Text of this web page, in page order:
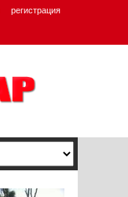
регистрация